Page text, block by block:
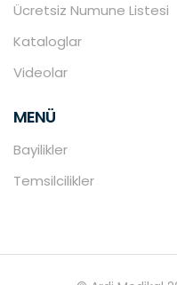
Ücretsiz Numune Listesi
Kataloglar
Videolar
MENÜ
Bayilikler
Temsilcilikler